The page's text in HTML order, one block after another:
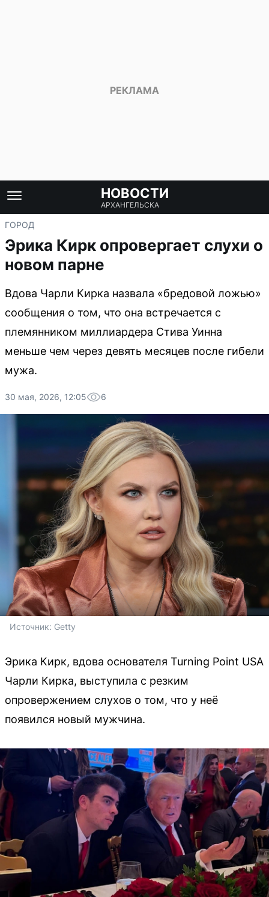
НОВОСТИ
АРХАНГЕЛЬСКА
ГОРОД
Эрика Кирк опровергает слухи о
новом парне
Вдова Чарли Кирка назвала «бредовой ложью»
сообщения о том, что она встречается с
племянником миллиардера Стива Уинна
меньше чем через девять месяцев после гибели
мужа.
30 мая, 2026, 12:05 6
Источник: Getty
Эрика Кирк, вдова основателя Turning Point USA
Чарли Кирка, выступила с резким
опровержением слухов о том, что у неё
появился новый мужчина.